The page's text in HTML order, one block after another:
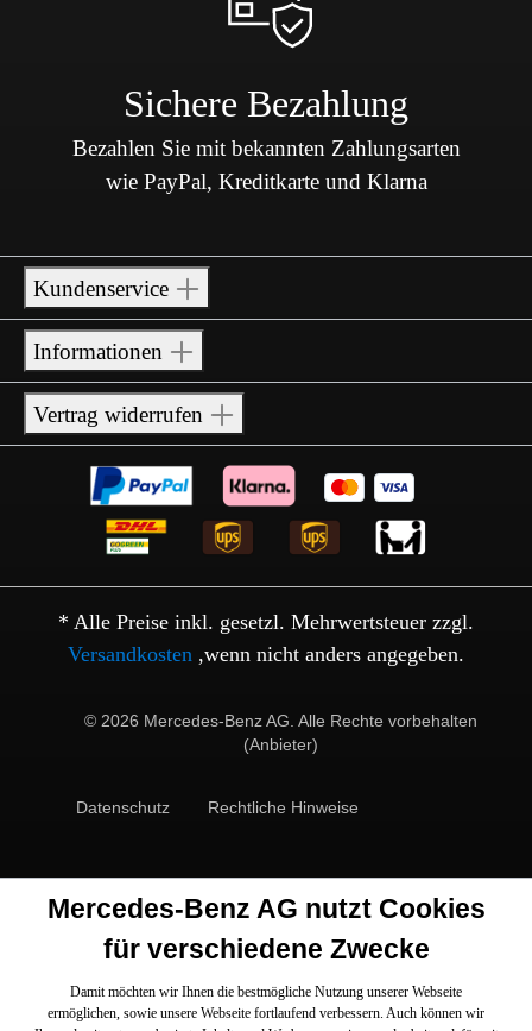
Sichere Bezahlung
Bezahlen Sie mit bekannten Zahlungsarten
wie PayPal, Kreditkarte und Klarna
Kundenservice
Informationen
Vertrag widerrufen
* Alle Preise inkl. gesetzl. Mehrwertsteuer zzgl.
Versandkosten ,wenn nicht anders angegeben.
© 2026 Mercedes-Benz AG. Alle Rechte vorbehalten
(Anbieter)
Datenschutz Rechtliche Hinweise
Mercedes-Benz AG nutzt Cookies
für verschiedene Zwecke
Damit möchten wir Ihnen die bestmögliche Nutzung unserer Webseite
ermöglichen, sowie unsere Webseite fortlaufend verbessern. Auch können wir